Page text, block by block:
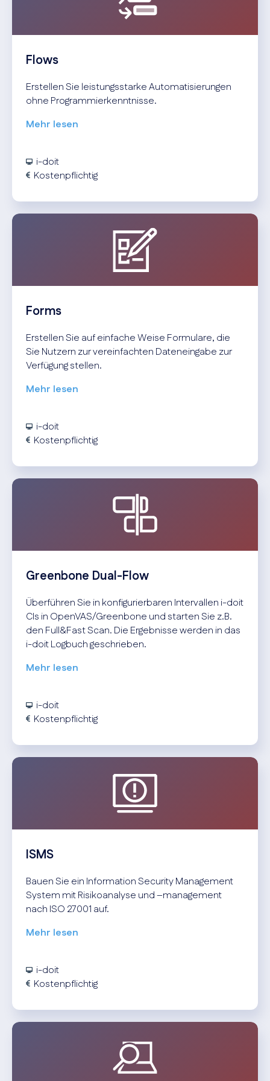
Flows
Erstellen Sie leistungsstarke Automatisierungen
ohne Programmierkenntnisse.
Mehr lesen
i-doit
Kostenpflichtig
Forms
Erstellen Sie auf einfache Weise Formulare, die
Sie Nutzern zur vereinfachten Dateneingabe zur
Verfügung stellen.
Mehr lesen
i-doit
Kostenpflichtig
Greenbone Dual-Flow
Überführen Sie in konfigurierbaren Intervallen i-doit
CIs in OpenVAS/Greenbone und starten Sie z.B.
den Full&Fast Scan. Die Ergebnisse werden in das
i-doit Logbuch geschrieben.
Mehr lesen
i-doit
Kostenpflichtig
ISMS
Bauen Sie ein Information Security Management
System mit Risikoanalyse und –management
nach ISO 27001 auf.
Mehr lesen
i-doit
Kostenpflichtig